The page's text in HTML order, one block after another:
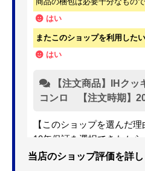
はい
またこのショップを利用した
はい
【注文商品】IHクッ
コンロ 【注文時期】
【このショップを選んだ理
10年保証を選択できたから
プも有ったが、5年保証し
当店のショップ評価を詳